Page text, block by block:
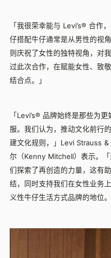
「我很荣幸能与 Levi’s® 合作
仔搭配牛仔通常是从男性的视
则庆祝了女性的独特视角，对
过此次合作，在赋能女性、致
结合点。」
「Levi’s® 品牌始终是那些为
服。我们认为，推动文化前行
建文化规则，」Levi Strauss
尔（Kenny Mitchell）表示。
们探索了再创造的力量，这有
结，同时支持我们在女性业务
义性牛仔生活方式品牌的地位。